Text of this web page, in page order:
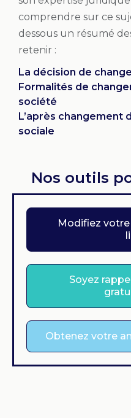
comprendre sur ce
dessous un résumé
retenir :
La décision de
Formalités de
société
L’après changement
sociale
Nos outils
Modifiez
Soyez
Obtenez votre